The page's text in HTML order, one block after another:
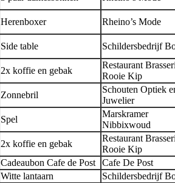
Herenboxer Rheino’s Mode
Side table Schildersbedrijf
2x koffie en gebak
Restaurant
Rooie Kip
Zonnebril
Schouten Optiek
Juwelier
Spel
Marskramer
Nibbixwoud
2x koffie en gebak
Restaurant
Rooie Kip
Cadeaubon Cafe de Post
Cafe De Post
Witte lantaarn
Schildersbedrijf